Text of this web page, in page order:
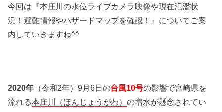
今回は『本庄川の水位ライブカメラ映像や現在氾濫状
況！避難情報やハザードマップを確認！』についてご案
内していきますね^^
2020年 （令和2年）9月6日の台風10号の影響で宮崎県を
流れる本庄川（ほんじょうがわ）の増水が懸念されてい